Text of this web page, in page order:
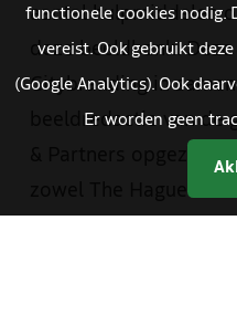
aantal hulpmiddelen
deze beeldbank.
Citybranding in
beeldredactie van de
& Partners opgezet.
zowel The Hague &
functionele cookies nodig.
vereist. Ook gebruikt
(Google Analytics). Ook
Er worden geen